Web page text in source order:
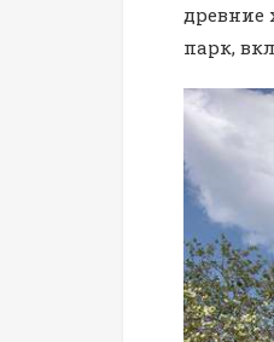
древние
парк,